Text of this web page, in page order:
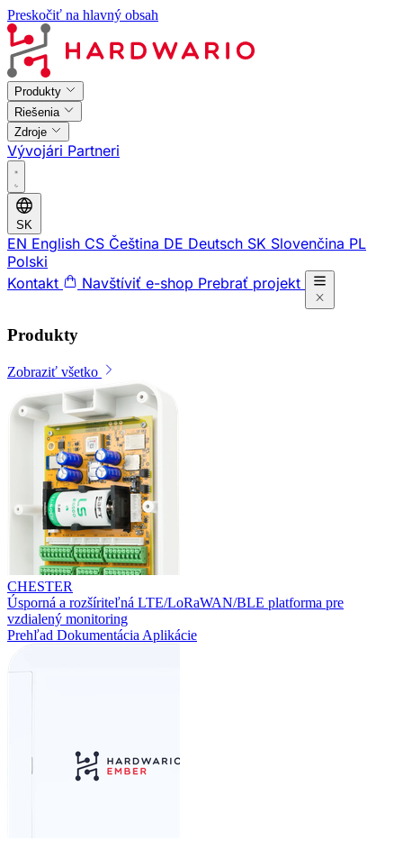
Preskočiť na hlavný obsah
Produkty
Riešenia
Zdroje
Vývojári Partneri
SK
EN English CS Čeština DE Deutsch SK Slovenčina PL
Polski
Kontakt
Navštíviť e-shop Prebrať projekt
Produkty
Zobraziť všetko
CHESTER
Úsporná a rozšíriteľná LTE/LoRaWAN/BLE platforma pre
vzdialený monitoring
Prehľad Dokumentácia Aplikácie